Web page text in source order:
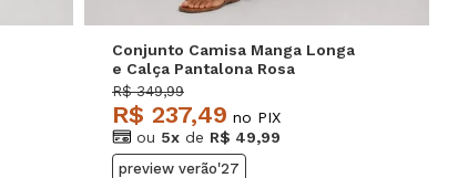
Conjunto Camisa Manga Longa
e Calça Pantalona Rosa
Salvatore
R$ 349,99
R$ 237,49 no PIX
ou 5x de R$ 49,99
preview verão'27